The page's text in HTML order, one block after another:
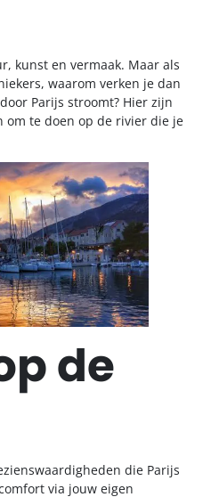
kunst en vermaak. Maar als
waarom verken je dan
Parijs stroomt? Hier zijn
om te doen op de rivier die je
de
die Parijs
via jouw eigen